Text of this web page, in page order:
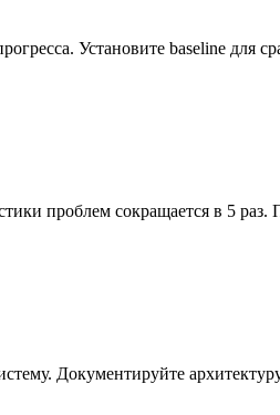
Установите baseline для
проблем сокращается в 5 раз.
Документируйте